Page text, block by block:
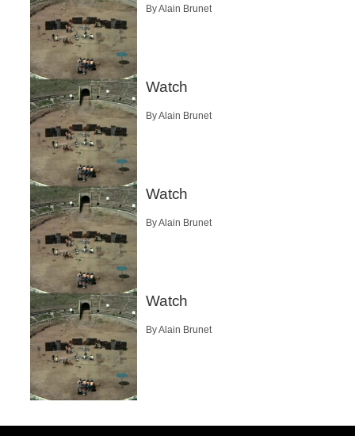
By Alain Brunet
Watch
By Alain Brunet
Watch
By Alain Brunet
Watch
By Alain Brunet